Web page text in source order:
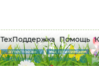
ТехПоддержка Помощь